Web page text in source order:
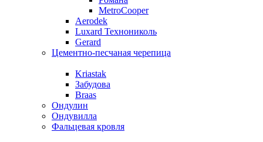
MetroCooper
Aerodek
Luxard Технониколь
Gerard
Цементно-песчаная черепица
Kriastak
Забудова
Braas
Ондулин
Ондувилла
Фальцевая кровля